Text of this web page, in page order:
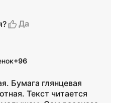
Да
+96
Бумага глянцевая
Текст читается